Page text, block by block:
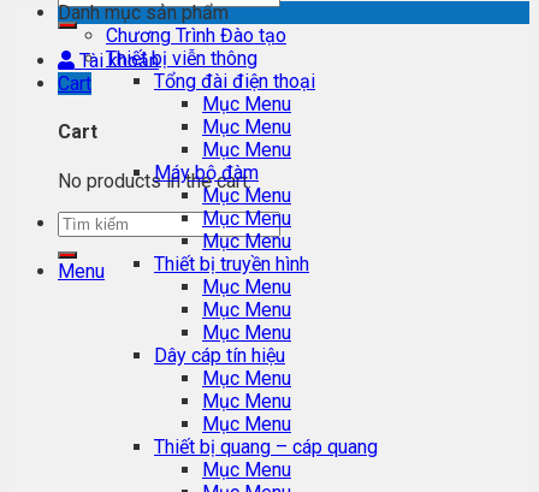
Tài khoản
Cart
Cart
No products in the cart.
Menu
Danh mục sản phẩm
Chương Trình Đào tạo
Thiết bị viễn thông
Tổng đài điện thoại
Mục Menu
Mục Menu
Mục Menu
Máy bộ đàm
Mục Menu
Mục Menu
Mục Menu
Thiết bị truyền hình
Mục Menu
Mục Menu
Mục Menu
Dây cáp tín hiệu
Mục Menu
Mục Menu
Mục Menu
Thiết bị quang – cáp quang
Mục Menu